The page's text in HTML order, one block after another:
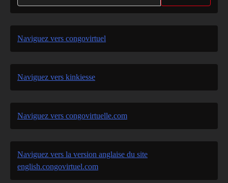
Naviguez vers congovirtuel
Naviguez vers kinkiesse
Naviguez vers congovirtuelle.com
Naviguez vers la version anglaise du site
english.congovirtuel.com